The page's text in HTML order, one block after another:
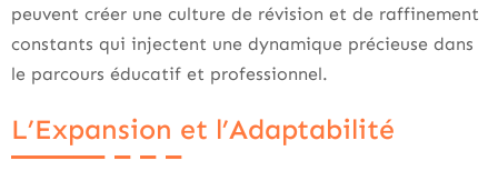
peuvent créer une culture de révision et de raffinement
constants qui injectent une dynamique précieuse dans
le parcours éducatif et professionnel.
L’Expansion et l’Adaptabilité